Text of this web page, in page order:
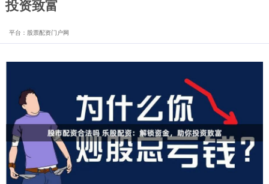
投资致富
平台：股票配资门户网